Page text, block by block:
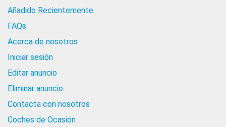
Añadido Recientemente
FAQs
Acerca de nosotros
Iniciar sesión
Editar anuncio
Eliminar anuncio
Contacta con nosotros
Coches de Ocasión